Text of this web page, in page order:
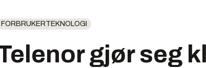
FORBRUKERTEKNOLOGI
gjør seg